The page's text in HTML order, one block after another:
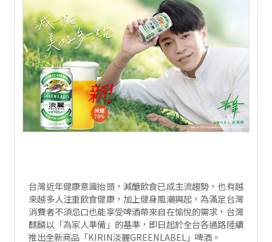
台灣近年健康意識抬頭，減醣飲食已成主流趨勢，也有越
來越多人注重飲食健康，加上健身風潮興起，為滿足台灣
消費者不須忌口也能享受啤酒帶來自在愉悅的需求，台灣
麒麟以「為家人準備」的基準，即日起於全台各通路陸續
推出全新商品「KIRIN淡麗GREENLABEL」啤酒。